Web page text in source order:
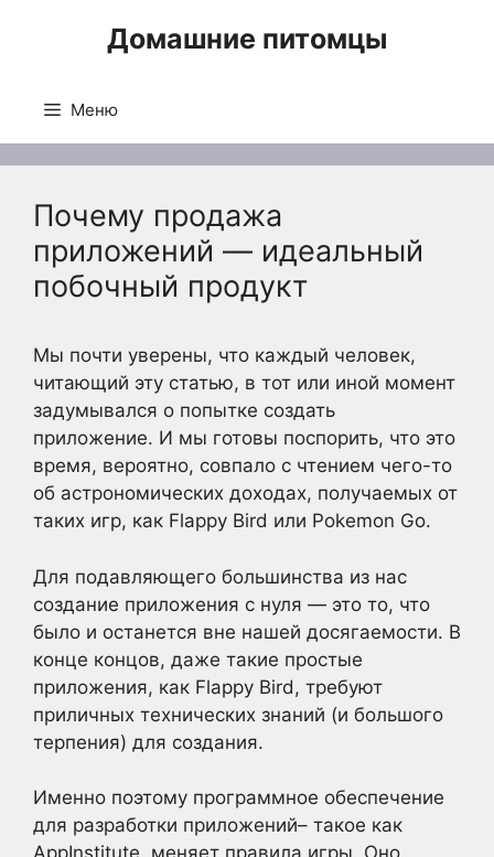
Домашние питомцы
Меню
Почему продажа
приложений — идеальный
побочный продукт
Мы почти уверены, что каждый человек,
читающий эту статью, в тот или иной момент
задумывался о попытке создать
приложение. И мы готовы поспорить, что это
время, вероятно, совпало с чтением чего-то
об астрономических доходах, получаемых от
таких игр, как Flappy Bird или Pokemon Go.
Для подавляющего большинства из нас
создание приложения с нуля — это то, что
было и останется вне нашей досягаемости. В
конце концов, даже такие простые
приложения, как Flappy Bird, требуют
приличных технических знаний (и большого
терпения) для создания.
Именно поэтому программное обеспечение
для разработки приложений– такое как
AppInstitute, меняет правила игры. Оно